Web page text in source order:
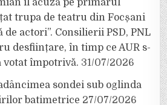
îl acuză pe primarul
trupa de teatru din Focșani
actori”. Consilierii PSD, PNL
desființare, în timp ce AUR s-
votat împotrivă. 31/07/2026
sondei sub oglinda
batimetrice 27/07/2026